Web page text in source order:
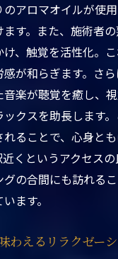
東京都台東区ヘッド
き
代人が求めるリフレ
パで体感する非日常
試したいリラックス
り物に最適なギフト
声からわかる満足度
すればやみつきにな
パで実現する東京都
好立地で便利にリラ
アロマオイルが使
ます。また、施術者
、触覚を活性化。
が和らぎます。さ
楽が聴覚を癒し、
クスを助長します
ることで、心身と
くというアクセス
の合間にも訪れる
ます。
わえるリラクゼー